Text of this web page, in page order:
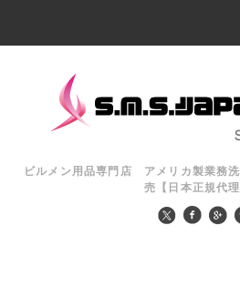
ビルメン用品専門店 アメリカ製業務
売【日本正規代理